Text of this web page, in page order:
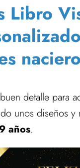
Libro
detalle para
unos diseños y
años.